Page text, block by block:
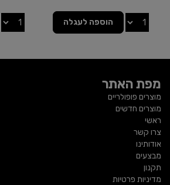
הוספה לעגלה
מפת האתר
מוצרים פופולריים
מוצרים חדשים
ראשי
צרו קשר
אודותינו
מבצעים
תקנון
מדיניות פרטיות